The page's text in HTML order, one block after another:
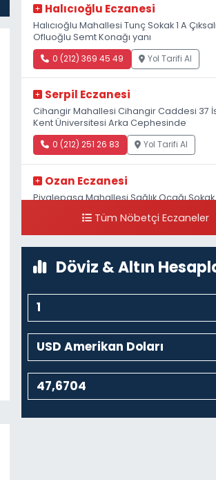
Halıcıoğlu Eczanesi
Halıcıoğlu Mahallesi Tunç Sokak 1 A
Ofluoğlu Semt Konağı yanı
0 (212) 369 45 49 Yol Tarifi Al
Serpil Eczanesi
Cihangir Mahallesi Cihangir Caddesi 37
Kent Üniversitesi Arka Cephesinde
0 (212) 251 26 83 Yol Tarifi Al
Ozan Eczanesi
Piyalepaşa Mahallesi Sağlık Ocağı Sokak
Tüm Nöbetçi Eczaneler
Döviz & Altın